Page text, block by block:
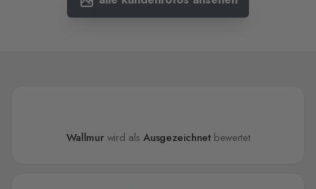
Wallmur wird alsAusgezeichnetbewertet